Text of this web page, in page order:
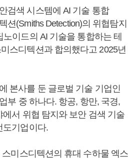
검색 시스템에 AI 기술 통합
션(Smiths Detection)의 위협탐지
노이드의 AI 기술을 통합하는 테
스디텍션과 합의했다고 2025년
본사를 둔 글로벌 기술 기업인
부 중 하나다. 항공, 항만, 국경,
에서 위협 탐지와 보안 검색 기술
도기업이다.
미스디텍션의 휴대 수하물 엑스